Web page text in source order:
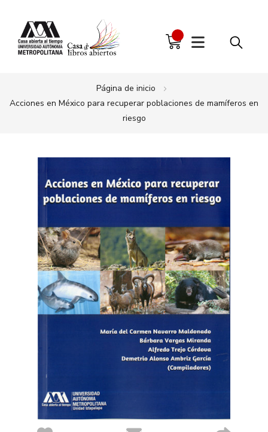
Página de inicio
Acciones en México para recuperar poblaciones de mamíferos en
riesgo
imágenes